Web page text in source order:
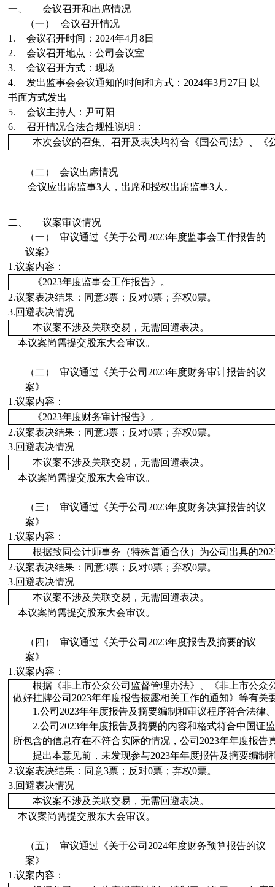
一、
会议召开和出席情况
（一）
会议召开情况
1.
会议召开时间： 2024年4月8日
2.
会议召开地点：公司会议室
3.
会议召开方式：现场
4.
发出监事会会议通知的时间和方式： 2024年3月 27日
以
书面方式发出
5.
会议主持人：尹可阳
6.
召开情况合法合规性说明：
本次会议的召集、召开及表决均符合《国公司法》、
（二）
会议出席情况
会议应出席监事3人，出席和授权出席监事3人。
二、
议案审议情况
（一）
审议通过 《关于公司 2023年度监事会工作报告的
议案》
1.议案内容：
《2023年度监事会工作报告》。
2.议案表决结果：同意3票； 反对0票；弃权0票。
3.回避表决情况
本议案不涉及关联交易，无需回避表决。
本议案尚需提交股东大会审议。
（二） 审议通过 《关于公司 2023年度财务审计报告的议
案》
1.议案内容：
《2023年度财务审计报告》。
2.议案表决结果：同意3票； 反对0票；弃权0票。
3.回避表决情况
本议案不涉及关联交易，无需回避表决。
本议案尚需提交股东大会审议。
（三） 审议通过 《关于公司 2023年度财务决算报告的议
案》
1.议案内容：
根据致同会计师事务（特殊普通合伙）为公司出具的
2.议案表决结果：同意3票； 反对0票；弃权0票。
3.回避表决情况
本议案不涉及关联交易，无需回避表决。
本议案尚需提交股东大会审议。
（四） 审议通过 《关于公司 2023年度报告及摘要的议
案》
1.议案内容：
根据《非上市公众公司监督管理办法》、《非上市公
做好挂牌公司2023年年度报告披露相关工作的通知》等有
1.公司2023年年度报告及摘要编制和审议程序符合法律
2.公司2023年年度报告及摘要的内容和格式符合中国证
所包含的信息存在不符合实际的情况，公司 2023年年度报告
提出本意见前，未发现参与2023年年度报告及摘要编制
2.议案表决结果：同意3票； 反对0票；弃权0票。
3.回避表决情况
本议案不涉及关联交易，无需回避表决。
本议案尚需提交股东大会审议。
（五） 审议通过 《关于公司 2024年度财务预算报告的议
案》
1.议案内容：